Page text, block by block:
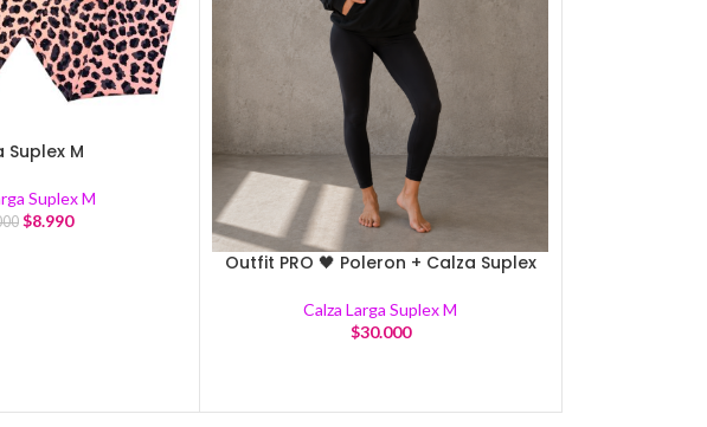
Suplex M
Suplex M
$8.990
Outfit PRO 🖤 Poleron + Calza Suplex
Calza Larga Suplex M
$30.000